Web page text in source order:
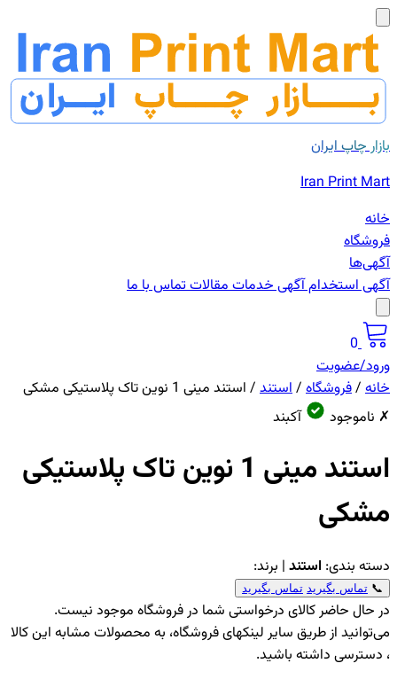
بازار چاپ ایران
Iran Print Mart
خانه
فروشگاه
آگهی‌ها
آگهی استخدامآگهی خدماتمقالاتتماس با ما
0
ورود/عضویت
خانه /فروشگاه /استند / استند مینی 1 نوین تاک پلاستیکی مشکی
✗ ناموجود
آکبند
استند مینی 1 نوین تاک پلاستیکی
مشکی
دسته بندی: استند | برند:
📞 تماس بگیرید تماس بگیرید
در حال حاضر کالای درخواستی شما در فروشگاه موجود نیست.
می‌توانید از طریق سایر لینکهای فروشگاه، به محصولات مشابه این کالا
، دسترسی داشته باشید.